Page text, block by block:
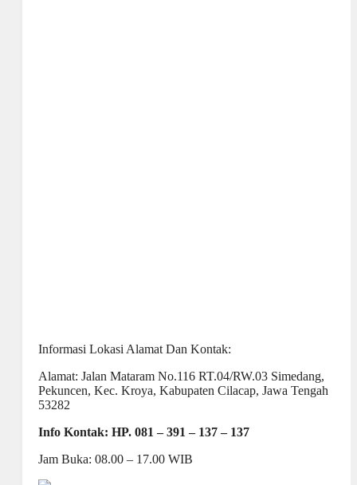
Informasi Lokasi Alamat Dan Kontak:
Alamat: Jalan Mataram No.116 RT.04/RW.03 Simedang,
Pekuncen, Kec. Kroya, Kabupaten Cilacap, Jawa Tengah
53282
Info Kontak: HP. 081 – 391 – 137 – 137
Jam Buka: 08.00 – 17.00 WIB